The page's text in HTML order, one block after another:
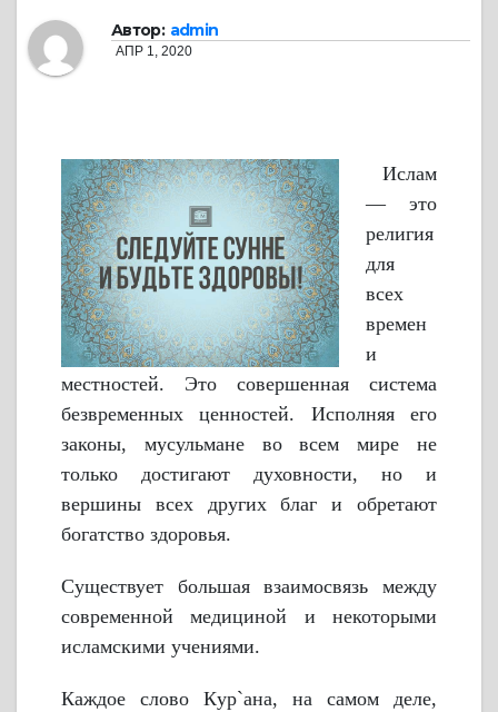
Автор: admin
АПР 1, 2020
Ислам
— это
религия
для
всех
времен
и
местностей. Это совершенная система
безвременных ценностей. Исполняя его
законы, мусульмане во всем мире не
только достигают духовности, но и
вершины всех других благ и обретают
богатство здоровья.
Существует большая взаимосвязь между
современной медициной и некоторыми
исламскими учениями.
Каждое слово Кyр`ана, на самом деле,